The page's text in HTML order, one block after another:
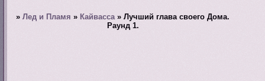
»Лед и Пламя » Кайвасса »Лучший глава своего Дома.
Раунд 1.